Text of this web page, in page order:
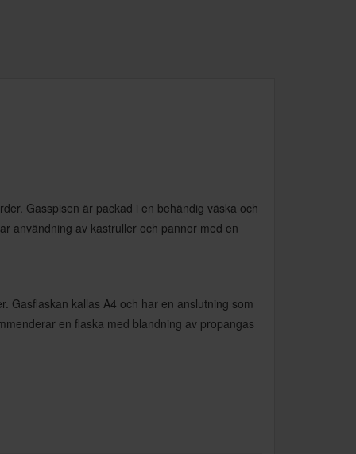
Gasspisen är packad i en behändig väska och
användning av kastruller och pannor med en
Gasflaskan kallas A4 och har en anslutning som
en flaska med blandning av propangas